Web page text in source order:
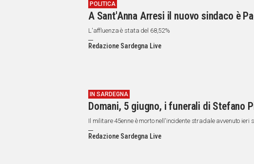
POLITICA
A Sant'Anna Arresi il nuovo sindaco è
L'affluenza è stata del 68,52%
Redazione Sardegna Live
IN SARDEGNA
Domani, 5 giugno, i funerali di Stefano
Il militare 45enne è morto nell'incidente stradale avvenuto
Redazione Sardegna Live